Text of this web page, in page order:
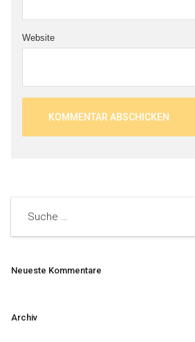
Website
Neueste Kommentare
Archiv